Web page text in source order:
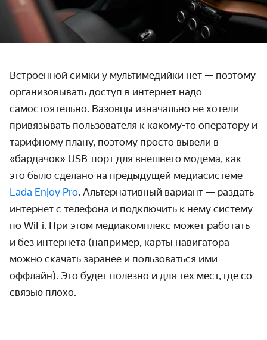
Встроенной симки у мультимедийки нет — поэтому
организовывать доступ в интернет надо
самостоятельно. Вазовцы изначально не хотели
привязывать пользователя к какому-то оператору и
тарифному плану, поэтому просто вывели в
«бардачок» USB-порт для внешнего модема, как
это было сделано на предыдущей медиасистеме
Lada Enjoy Pro. Альтернативный вариант — раздать
интернет с телефона и подключить к нему систему
по WiFi. При этом медиакомплекс может работать
и без интернета (например, карты навигатора
можно скачать заранее и пользоваться ими
оффлайн). Это будет полезно и для тех мест, где со
связью плохо.